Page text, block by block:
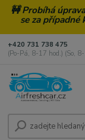
🚧 Probíhá
se za případné
+420 731 738 475
(Po-Pá, 8-17 hod.) (So,